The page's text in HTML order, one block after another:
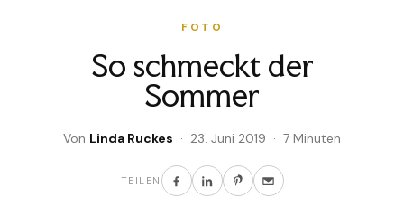
FOTO
So schmeckt der
Sommer
Von Linda Ruckes · 23. Juni 2019 · 7 Minuten
TEILEN